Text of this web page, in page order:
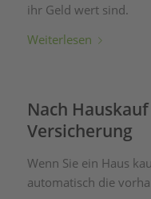
ihr Geld wert sind.
Weiterlesen
Nach
Versicherung
Wenn Sie ein Haus
automatisch die